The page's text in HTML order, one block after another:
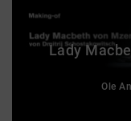
Lady
Ole